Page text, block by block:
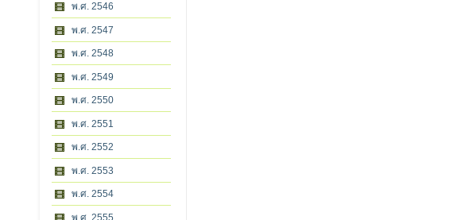
พ.ศ. 2546
พ.ศ. 2547
พ.ศ. 2548
พ.ศ. 2549
พ.ศ. 2550
พ.ศ. 2551
พ.ศ. 2552
พ.ศ. 2553
พ.ศ. 2554
พ.ศ. 2555